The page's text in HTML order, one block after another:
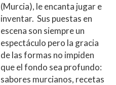
(Murcia), le encanta jugar e
inventar. Sus puestas en
escena son siempre un
espectáculo pero la gracia
de las formas no impiden
que el fondo sea profundo:
sabores murcianos, recetas